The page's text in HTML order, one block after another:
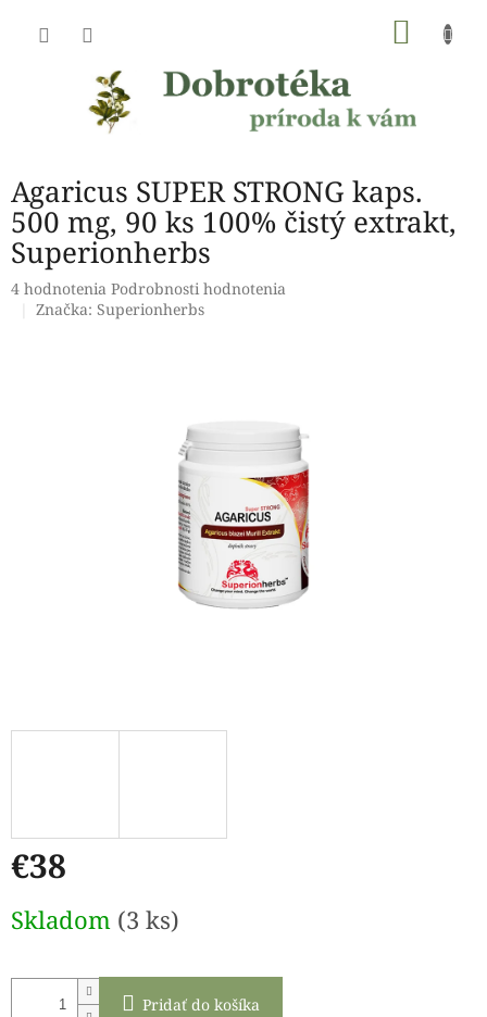
Agaricus SUPER STRONG kaps.
500 mg, 90 ks 100% čistý extrakt,
Superionherbs
Priemerné
hodnotenie
4 hodnotenia Podrobnosti hodnotenia
Značka: Superionherbs
€38
cena:
Skladom (3 ks)
Pridať do košíka